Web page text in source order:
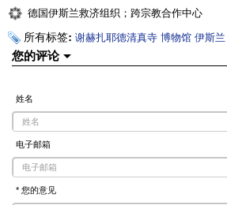
德国伊斯兰救济组织；跨宗教合作中心
所有标签: 谢赫扎耶德清真寺 博物馆 伊斯兰
您的评论
姓名
电子邮箱
* 您的意见